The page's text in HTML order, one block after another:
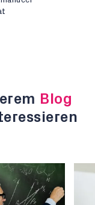
Blog